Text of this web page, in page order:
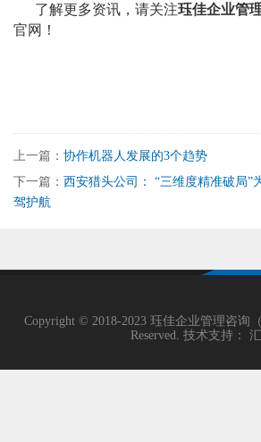
了解更多资讯，请关注珏佳企业管
官网！
上一篇： 协作机器人发展的3个趋势
下一篇： 西安猎头公司： “三维度精准破局”
驾护航 ​
Copyright © 2018-2023 珏佳企业管理咨询
Reserved. 技术支持：